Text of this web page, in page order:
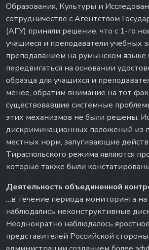
Образования, Культуры и
сотрудничестве с Агентством
(АГУ) приняли решение, что с 1-го
учащиеся и преподаватели учебных
преподаванием на румынском языке
передвигаться на основании
образца для учащихся и
менее, обратим внимание на тот
существовавшие системные
этих механизмов не были решены.
дискриминационных положений из
местных норм, запугивающие
Тираспольского режима являются
которые также были
Деятельность объединенной
…в течение периода мониторинга
наблюдались неконструктивные
Неоднократно наблюдалось
представителей Российской